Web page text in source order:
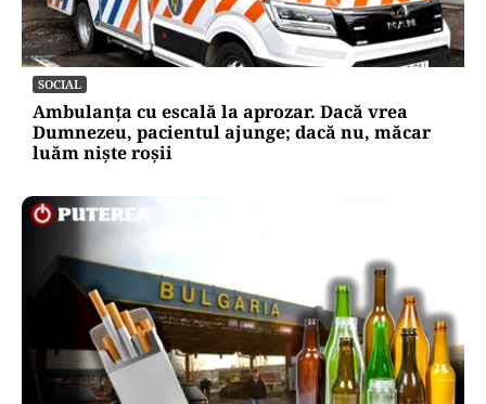
SOCIAL
Ambulanța cu escală la aprozar. Dacă vrea
Dumnezeu, pacientul ajunge; dacă nu, măcar
luăm niște roșii